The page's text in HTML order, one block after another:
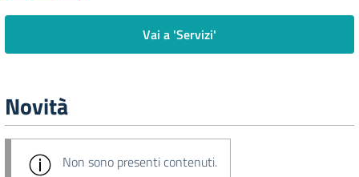
Vai a 'Servizi'
Novità
Non sono presenti contenuti.